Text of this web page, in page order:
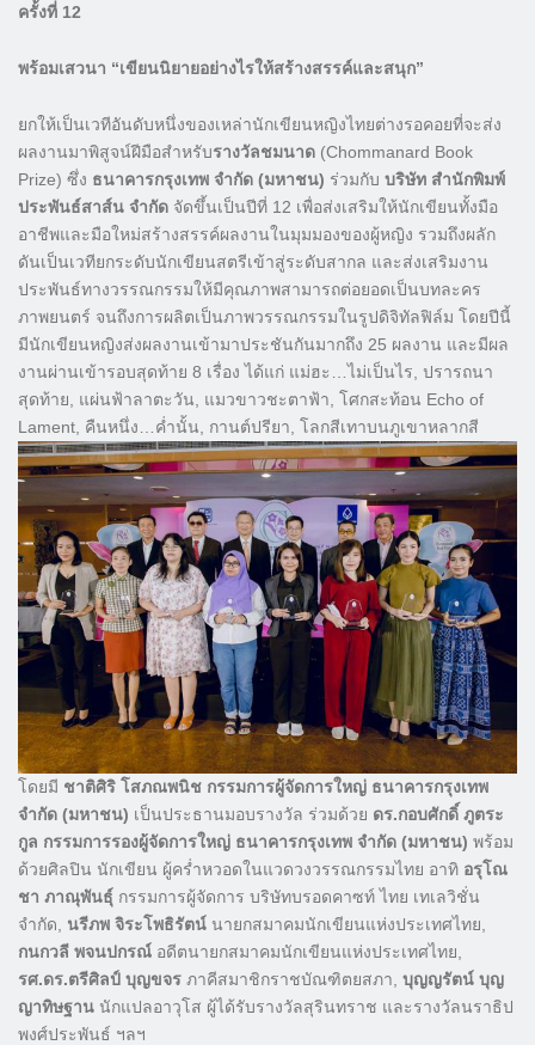
ครั้งที่ 12
พร้อมเสวนา “เขียนนิยายอย่างไรให้สร้างสรรค์และสนุก”
ยกให้เป็นเวทีอันดับหนึ่งของเหล่านักเขียนหญิงไทยต่างรอคอยที่จะส่ง
ผลงานมาพิสูจน์ฝีมือสำหรับรางวัลชมนาด (Chommanard Book
Prize) ซึ่ง ธนาคารกรุงเทพ จำกัด (มหาชน) ร่วมกับ บริษัท สำนักพิมพ์
ประพันธ์สาส์น จำกัด จัดขึ้นเป็นปีที่ 12 เพื่อส่งเสริมให้นักเขียนทั้งมือ
อาชีพและมือใหม่สร้างสรรค์ผลงานในมุมมองของผู้หญิง รวมถึงผลัก
ดันเป็นเวทียกระดับนักเขียนสตรีเข้าสู่ระดับสากล และส่งเสริมงาน
ประพันธ์ทางวรรณกรรมให้มีคุณภาพสามารถต่อยอดเป็นบทละคร
ภาพยนตร์ จนถึงการผลิตเป็นภาพวรรณกรรมในรูปดิจิทัลฟิล์ม โดยปีนี้
มีนักเขียนหญิงส่งผลงานเข้ามาประชันกันมากถึง 25 ผลงาน และมีผล
งานผ่านเข้ารอบสุดท้าย 8 เรื่อง ได้แก่ แม่ฮะ…ไม่เป็นไร, ปรารถนา
สุดท้าย, แผ่นฟ้าลาตะวัน, แมวขาวชะตาฟ้า, โศกสะท้อน Echo of
Lament, คืนหนึ่ง…ค่ำนั้น, กานต์ปรียา, โลกสีเทาบนภูเขาหลากสี
โดยมี ชาติศิริ โสภณพนิช กรรมการผู้จัดการใหญ่ ธนาคารกรุงเทพ
จำกัด (มหาชน) เป็นประธานมอบรางวัล ร่วมด้วย ดร.กอบศักดิ์ ภูตระ
กูล กรรมการรองผู้จัดการใหญ่ ธนาคารกรุงเทพ จำกัด (มหาชน) พร้อม
ด้วยศิลปิน นักเขียน ผู้คร่ำหวอดในแวดวงวรรณกรรมไทย อาทิ อรุโณ
ชา ภาณุพันธุ์ กรรมการผู้จัดการ บริษัทบรอดคาซท์ ไทย เทเลวิชั่น
จำกัด, นรีภพ จิระโพธิรัตน์ นายกสมาคมนักเขียนแห่งประเทศไทย,
กนกวลี พจนปกรณ์ อดีตนายกสมาคมนักเขียนแห่งประเทศไทย,
รศ.ดร.ตรีศิลป์ บุญขจร ภาคีสมาชิกราชบัณฑิตยสภา, บุญญรัตน์ บุญ
ญาทิษฐาน นักแปลอาวุโส ผู้ได้รับรางวัลสุรินทราช และรางวัลนราธิป
พงศ์ประพันธ์ ฯลฯ